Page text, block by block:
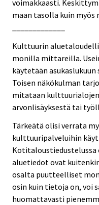
voimakkaasti.
maan tasolla kuin myös
Kulttuurin
monilla mittareilla.
käytetään
Toisen näkökulman
mitataan
arvonlisäyksestä tai
Tärkeätä olisi verrata
kulttuuripalveluihin
aluetiedot ovat
osalta puutteelliset
osin kuin tietoja on, voi
huomattavasti